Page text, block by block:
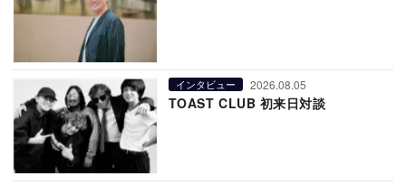
インタビュー 2026.08.05
TOAST CLUB 初来日対談